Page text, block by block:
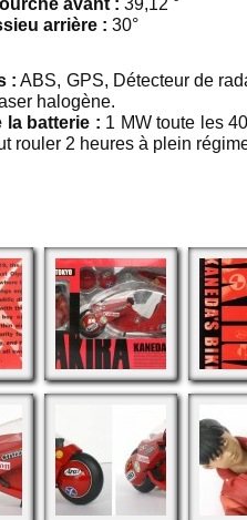
avant : 39,12 °
arrière : 30°
: ABS, GPS, Détecteur de
halogène.
la batterie : 1 MW toute les
rouler 2 heures à plein